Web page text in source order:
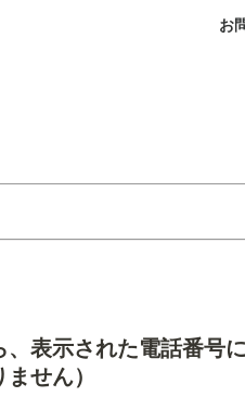
お
表示された電話番号
せん）